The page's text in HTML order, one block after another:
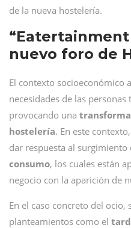
de la nueva hostelería.
nuevo foro de
El contexto socioeconómico
necesidades de las
provocando una
hostelería. En este
dar respuesta al surgimiento
consumo, los cuales están
negocio con la aparición de
En el caso concreto del ocio,
planteamientos como el